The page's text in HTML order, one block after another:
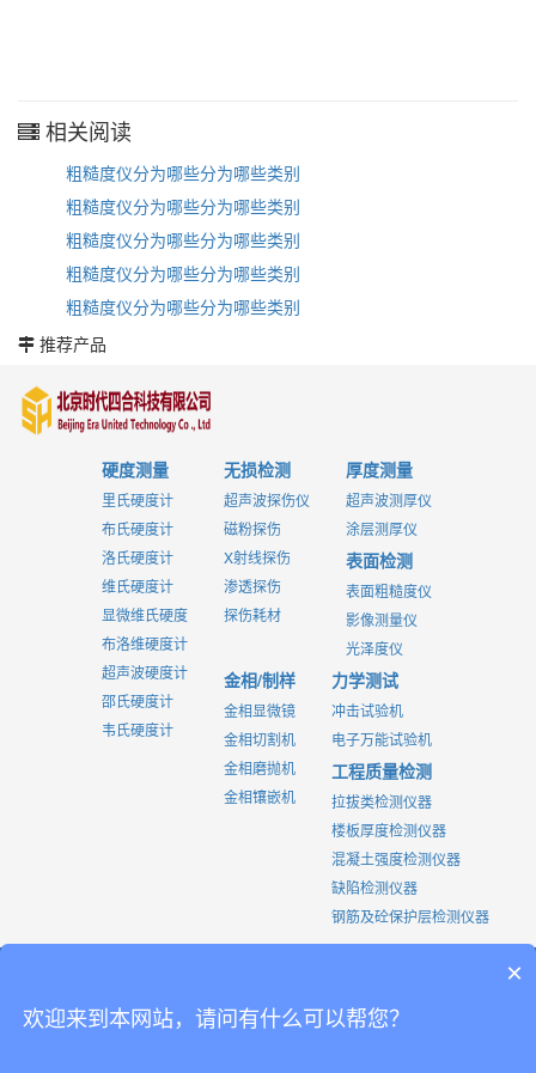
相关阅读
粗糙度仪分为哪些分为哪些类别
粗糙度仪分为哪些分为哪些类别
粗糙度仪分为哪些分为哪些类别
粗糙度仪分为哪些分为哪些类别
粗糙度仪分为哪些分为哪些类别
推荐产品
硬度测量
里氏硬度计
布氏硬度计
洛氏硬度计
维氏硬度计
显微维氏硬度
布洛维硬度计
超声波硬度计
邵氏硬度计
韦氏硬度计
无损检测
超声波探伤仪
磁粉探伤
X射线探伤
渗透探伤
探伤耗材
厚度测量
超声波测厚仪
涂层测厚仪
表面检测
表面粗糙度仪
影像测量仪
光泽度仪
金相/制样
金相显微镜
金相切割机
金相磨抛机
金相镶嵌机
力学测试
冲击试验机
电子万能试验机
工程质量检测
拉拔类检测仪器
楼板厚度检测仪器
混凝土强度检测仪器
缺陷检测仪器
钢筋及砼保护层检测仪器
×
欢迎来到本网站，请问有什么可以帮您？